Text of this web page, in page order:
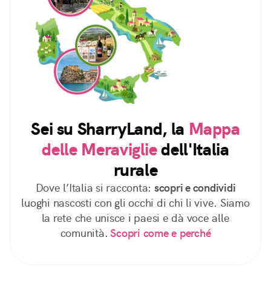
Sei su SharryLand, la Mappa
delle Meravigliedell'Italia
rurale
Dove l’Italia si racconta: scopri e condividi
luoghi nascosti con gli occhi di chi li vive. Siamo
la rete che unisce i paesi e dà voce alle
comunità. Scopri come e perché